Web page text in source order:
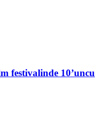
festivalinde 10’uncu